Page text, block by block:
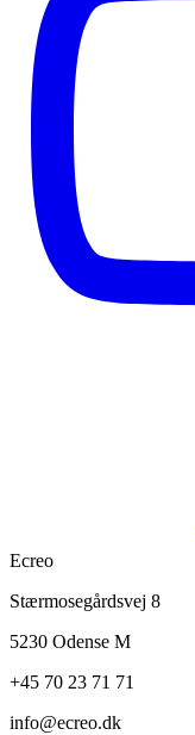
Ecreo
Stærmosegårdsvej 8
5230 Odense M
+45 70 23 71 71
info@ecreo.dk